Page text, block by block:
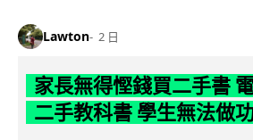
Lawton 2 日
家長無得慳錢買二手書
二手教科書 學生無法做